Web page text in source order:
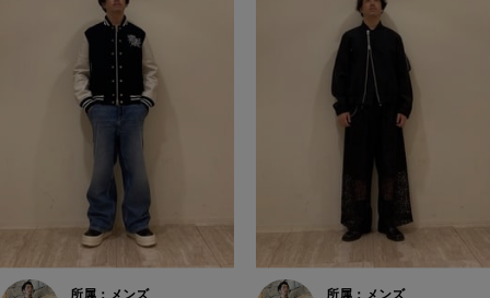
所属：メンズ
所属：メンズ